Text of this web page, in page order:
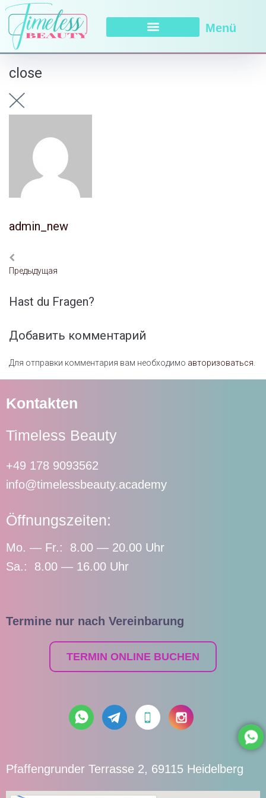
Menü
close
admin_new
Предыдущая
Hast du Fragen?
Добавить комментарий
Для отправки комментария вам необходимо авторизоваться
Kontakten
Timeless Beauty
+49 178 9093562
info@timelessbeauty.academy
Öffnungszeiten:
Mo. — Fr.: 8.00 — 20.00 Uhr
Sa.: 8.00 — 16.00 Uhr
Termine nur nach Vereinbarung
TERMIN ONLINE BUCHEN
Pfaffengrunder Terrasse 2, 69115 Heidelberg